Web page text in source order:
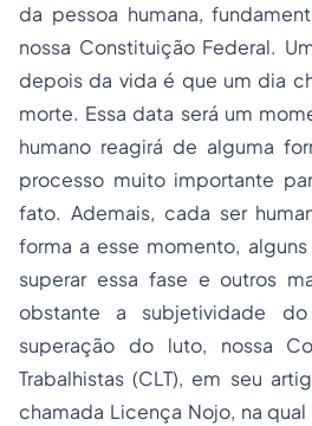
da pessoa humana,
nossa Constituição Federal.
depois da vida é que um dia
morte. Essa data será um
humano reagirá de alguma
processo muito importante
fato. Ademais, cada ser
forma a esse momento,
superar essa fase e outros
obstante a subjetividade
superação do luto, nossa
Trabalhistas (CLT), em seu
chamada Licença Nojo, na